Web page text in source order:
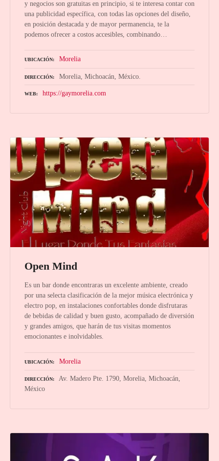
y negocios son gratuitas en principio, si te interesa contar con
una publicidad específica, con todas las opciones del diseño,
en posición destacada y de mayor permanencia, te la
podemos ofrecer a costos accesibles, combinando…
UBICACIÓN Morelia
DIRECCIÓN Morelia, Michoacán, México.
WEB https://gaymorelia.com
Open Mind
Es un bar donde encontraras un excelente ambiente, creado
por una selecta clasificación de la mejor música electrónica y
electro pop, en instalaciones confortables donde disfrutaras
de bebidas de calidad y buen gusto, acompañado de diversión
y grandes amigos, que harán de tus visitas momentos
emocionantes e inolvidables.
UBICACIÓN Morelia
DIRECCIÓN
Av. Madero Pte. 1790, Morelia, Michoacán,
México